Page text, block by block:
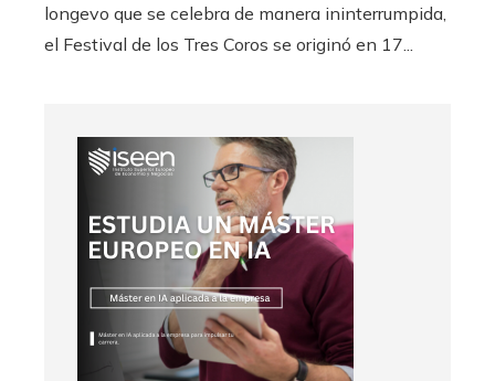
longevo que se celebra de manera ininterrumpida,
el Festival de los Tres Coros se originó en 17...